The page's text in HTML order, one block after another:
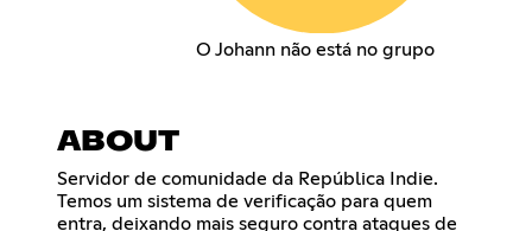
O Johann não está no grupo
ABOUT
Servidor de comunidade da República Indie.
Temos um sistema de verificação para quem
entra, deixando mais seguro contra ataques de